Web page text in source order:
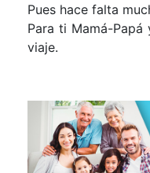
Pues hace falta
Para ti Mamá-Papá
viaje.